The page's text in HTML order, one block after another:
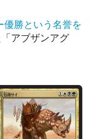
優勝という名誉を
アブザンアグ